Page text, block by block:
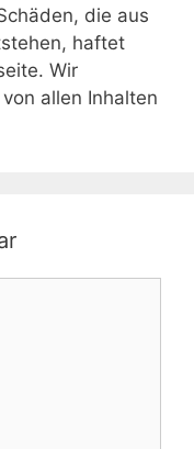
die aus
haftet
Wir
allen Inhalten